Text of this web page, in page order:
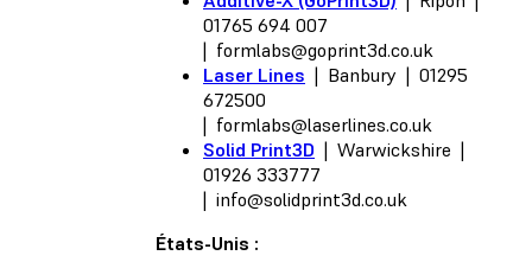
01765 694 007
| formlabs@goprint3d.co.uk
Laser Lines | Banbury | 01295
672500
| formlabs@laserlines.co.uk
Solid Print3D | Warwickshire |
01926 333777
| info@solidprint3d.co.uk
États-Unis :